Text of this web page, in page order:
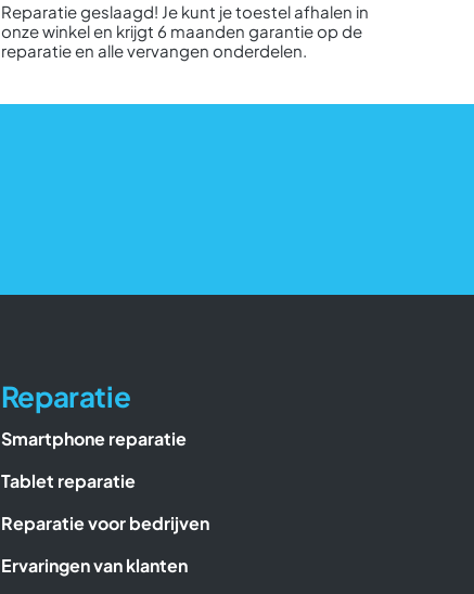
Reparatie geslaagd! Je kunt je toestel afhalen in
onze winkel en krijgt 6 maanden garantie op de
reparatie en alle vervangen onderdelen.
Reparatie
Smartphone reparatie
Tablet reparatie
Reparatie voor bedrijven
Ervaringen van klanten